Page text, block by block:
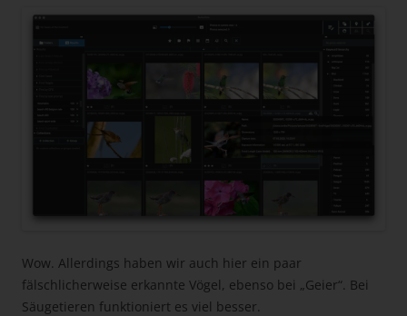
Wow. Allerdings haben wir auch hier ein paar
fälschlicherweise erkannte Vögel, ebenso bei „Geier“. Bei
Säugetieren funktioniert es viel besser.